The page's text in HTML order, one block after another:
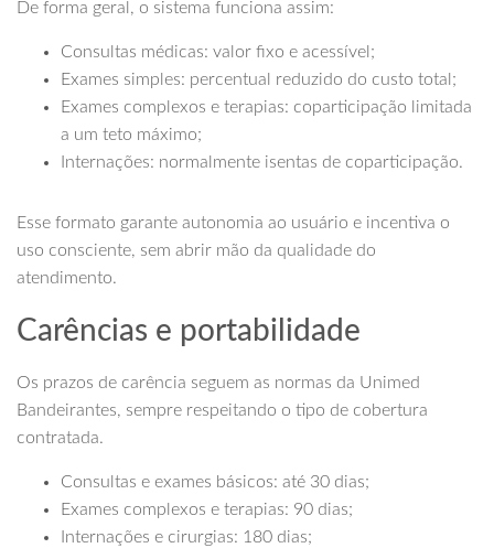
De forma geral, o sistema funciona assim:
Consultas médicas: valor fixo e acessível;
Exames simples: percentual reduzido do custo total;
Exames complexos e terapias: coparticipação limitada
a um teto máximo;
Internações: normalmente isentas de coparticipação.
Esse formato garante autonomia ao usuário e incentiva o
uso consciente, sem abrir mão da qualidade do
atendimento.
Carências e portabilidade
Os prazos de carência seguem as normas da Unimed
Bandeirantes, sempre respeitando o tipo de cobertura
contratada.
Consultas e exames básicos: até 30 dias;
Exames complexos e terapias: 90 dias;
Internações e cirurgias: 180 dias;